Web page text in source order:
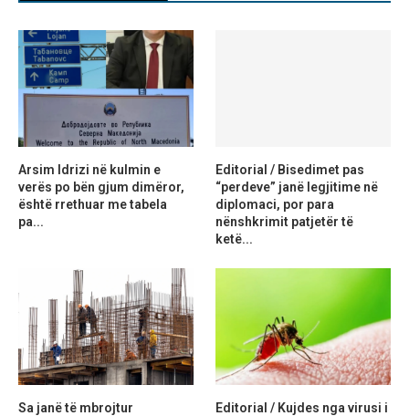
Arsim Idrizi në kulmin e
verës po bën gjum dimëror,
është rrethuar me tabela
pa...
Editorial / Bisedimet pas
“perdeve” janë legjitime në
diplomaci, por para
nënshkrimit patjetër të
ketë...
Sa janë të mbrojtur
Editorial / Kujdes nga virusi i